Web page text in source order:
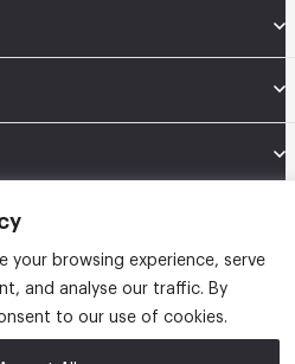
your browsing experience, serve
and analyse our traffic. By
to our use of cookies.
ชั้น 12 เลขที่ 148 ถนนเสรีไทย แขวงคลองจั่น